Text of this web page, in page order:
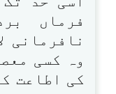
فرماں
نافرمانی
وہ کسی
کی اطاعت